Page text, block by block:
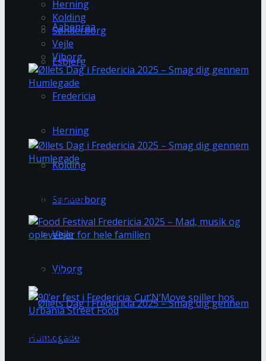
Aabenraa
Esbjerg
Fredericia
Herning
Kolding
Sønderborg
Vejle
Viborg
Herning
Kolding
Sønderborg
Vejle
Viborg
Humlegade
oplevelser for hele familien
Gratis koncert med Blå Øjne hos Urbania Street